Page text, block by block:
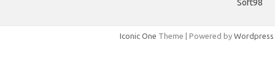
Soft98
Iconic One Theme | Powered by